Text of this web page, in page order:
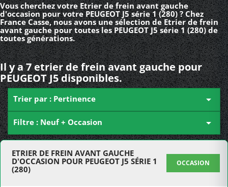
Vous cherchez votre Etrier de frein avant gauche
d'occasion pour votre PEUGEOT J5 série 1 (280) ? Chez
France Casse, nous avons une sélection de Etrier de frein
avant gauche pour toutes les PEUGEOT J5 série 1 (280) de
toutes générations.
Il y a 7 etrier de frein avant gauche pour
PEUGEOT J5 disponibles.
Trier par : Pertinence 
Filtre : Neuf + Occasion 
ETRIER DE FREIN AVANT GAUCHE
D'OCCASION POUR PEUGEOT J5 SÉRIE 1
(280)
OCCASION